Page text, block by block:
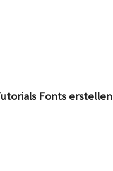
Fonts erstellen